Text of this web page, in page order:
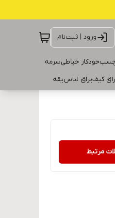
ورود | ثبت‌نام
خودکار خیاطیسرمه
کیفیراق لباسیقه
مرتبط